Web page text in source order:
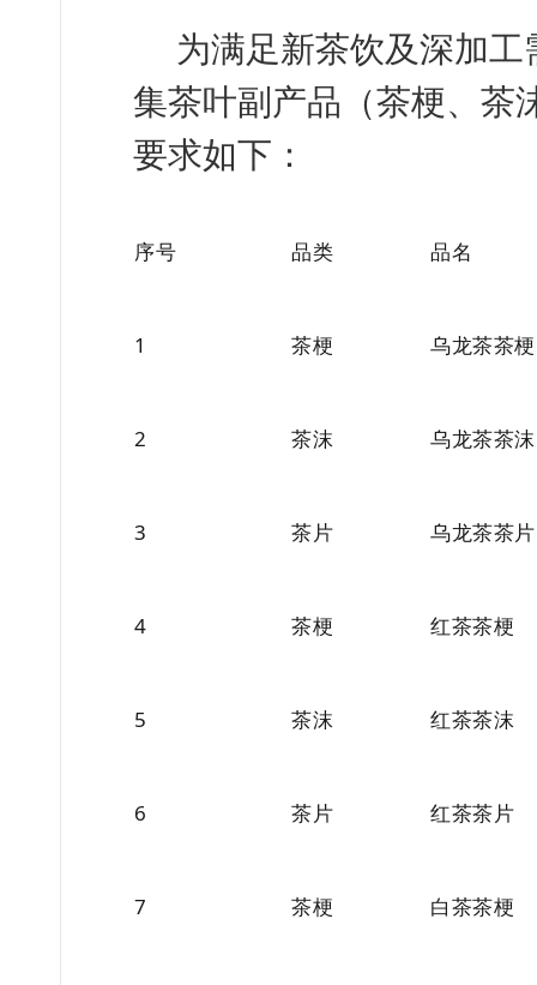
为满足新茶饮及深加
集茶叶副产品（茶梗、茶
要求如下：
序号 品类 品名
1 茶梗 乌龙茶茶梗
2 茶沫 乌龙茶茶沫
3 茶片 乌龙茶茶片
4 茶梗 红茶茶梗
5 茶沫 红茶茶沫
6 茶片 红茶茶片
7 茶梗 白茶茶梗